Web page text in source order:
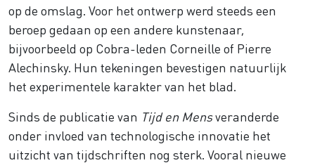
op de omslag. Voor het ontwerp werd steeds een
beroep gedaan op een andere kunstenaar,
bijvoorbeeld op Cobra-leden Corneille of Pierre
Alechinsky. Hun tekeningen bevestigen natuurlijk
het experimentele karakter van het blad.
Sinds de publicatie van Tijd en Mensveranderde
onder invloed van technologische innovatie het
uitzicht van tijdschriften nog sterk. Vooral nieuwe